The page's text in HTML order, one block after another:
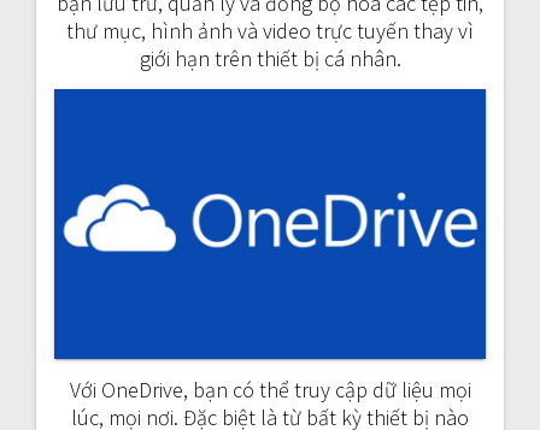
thư mục, hình ảnh và video trực tuyến thay vì
giới hạn trên thiết bị cá nhân.
Với OneDrive, bạn có thể truy cập dữ liệu mọi
lúc, mọi nơi. Đặc biệt là từ bất kỳ thiết bị nào